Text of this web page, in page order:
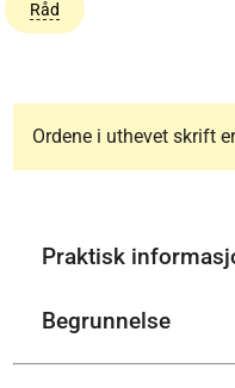
Råd
Ordene i uthevet skrift
Praktisk
Begrunnelse